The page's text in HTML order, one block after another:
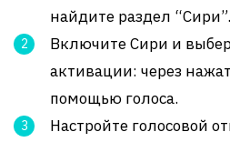
найдите раздел “Сири”.
Включите Сири и
активации: через
помощью голоса.
Настройте голосовой